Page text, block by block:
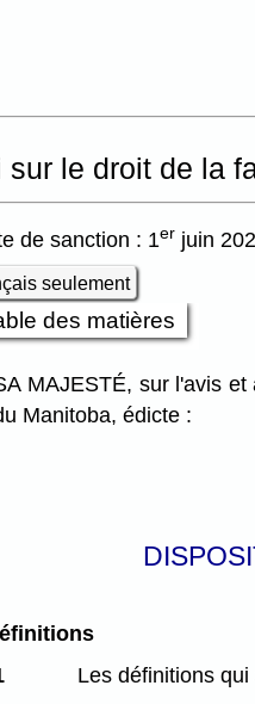
sur le droit de la
de sanction : 1er juin
seulement
des matières
MAJESTÉ, sur l'avis
Manitoba, édicte :
Les définitions